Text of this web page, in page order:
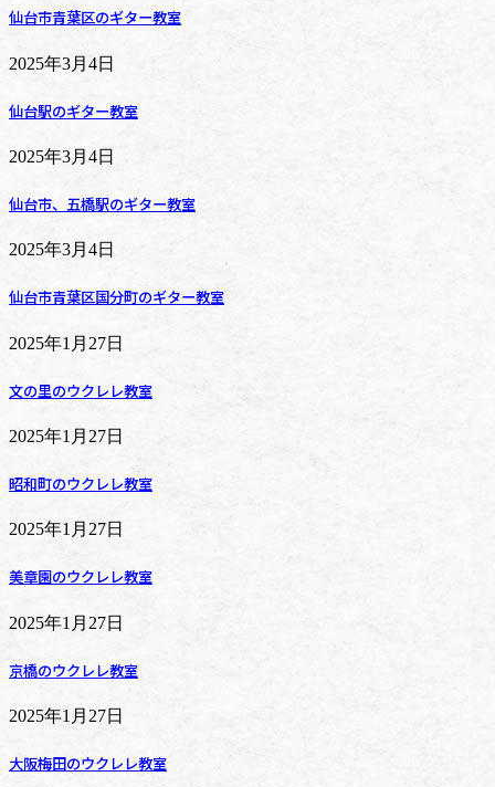
仙台市青葉区のギター教室
2025年3月4日
仙台駅のギター教室
2025年3月4日
仙台市、五橋駅のギター教室
2025年3月4日
仙台市青葉区国分町のギター教室
2025年1月27日
文の里のウクレレ教室
2025年1月27日
昭和町のウクレレ教室
2025年1月27日
美章園のウクレレ教室
2025年1月27日
京橋のウクレレ教室
2025年1月27日
大阪梅田のウクレレ教室